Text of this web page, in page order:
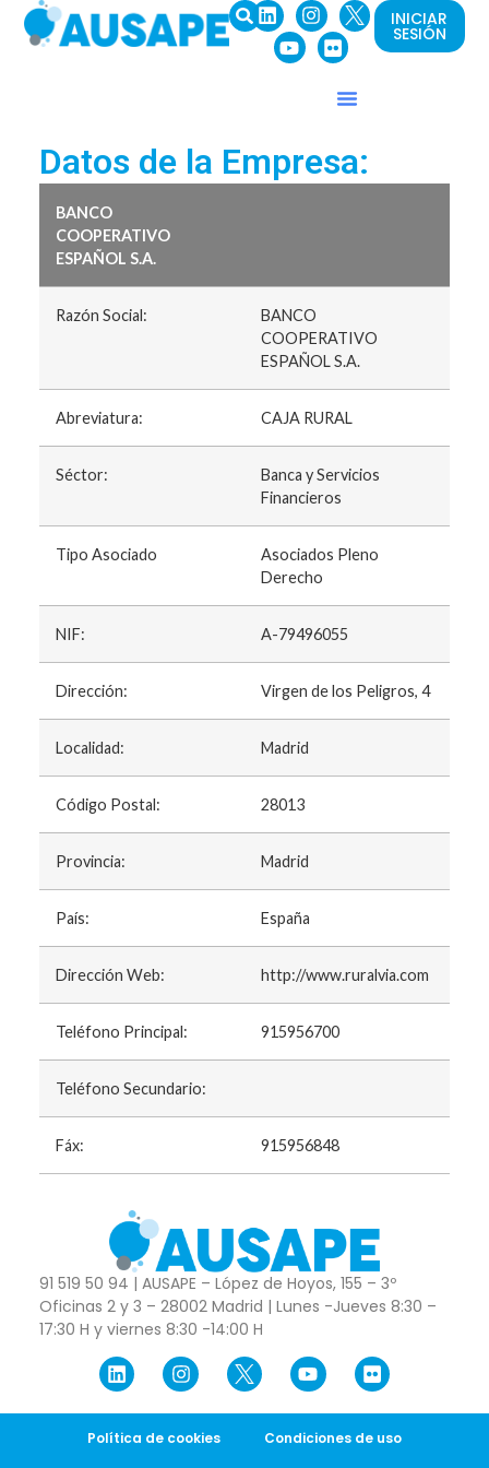
INICIAR
SESIÓN
Datos de la Empresa:
BANCO
COOPERATIVO
ESPAÑOL S.A.
Razón Social:
BANCO
COOPERATIVO
ESPAÑOL S.A.
Abreviatura: CAJA RURAL
Séctor:
Banca y Servicios
Financieros
Tipo Asociado
Asociados Pleno
Derecho
NIF: A-79496055
Dirección: Virgen de los Peligros, 4
Localidad: Madrid
Código Postal: 28013
Provincia: Madrid
País: España
Dirección Web: http://www.ruralvia.com
Teléfono Principal: 915956700
Teléfono Secundario:
Fáx: 915956848
91 519 50 94 | AUSAPE – López de Hoyos, 155 – 3º
Oficinas 2 y 3 – 28002 Madrid | Lunes -Jueves 8:30 –
17:30 H y viernes 8:30 -14:00 H
Política de cookies Condiciones de uso